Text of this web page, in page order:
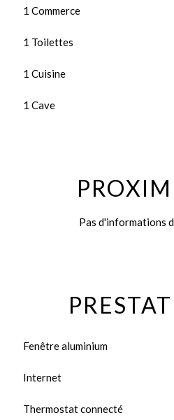
1 Commerce
1 Toilettes
1 Cuisine
1 Cave
Pas d'informations
Fenêtre aluminium
Internet
Thermostat connecté